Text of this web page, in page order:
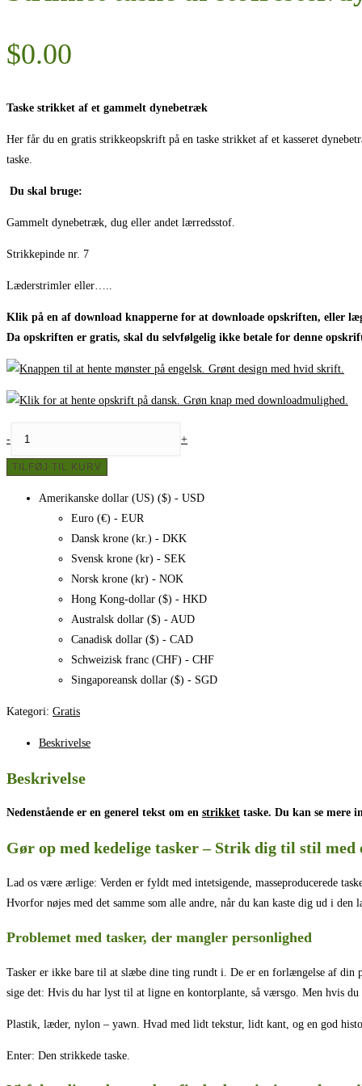
$0.00
Taske strikket af et gammelt dynebetræk
Her får du en gratis strikkeopskrift på en taske strikket af et kasseret
taske.
Du skal bruge:
Gammelt dynebetræk, dug eller andet lærredsstof.
Strikkepinde nr. 7
Læderstrimler eller…..
Klik på en af download knapperne for at downloade opskriften, eller
Da opskriften er gratis, skal du selvfølgelig ikke betale for denne
stofrester/dynebetræk,
- +
TILFØJ TIL KURV
Amerikanske dollar (US) ($) - USD
Euro (€) - EUR
Dansk krone (kr.) - DKK
Svensk krone (kr) - SEK
Norsk krone (kr) - NOK
Hong Kong-dollar ($) - HKD
Australsk dollar ($) - AUD
Canadisk dollar ($) - CAD
Schweizisk franc (CHF) - CHF
Singaporeansk dollar ($) - SGD
Kategori: Gratis
Beskrivelse
Beskrivelse
Nedenstående er en generel tekst om en strikket taske. Du kan se mere
Gør op med kedelige tasker – Strik dig til stil med
Lad os være ærlige: Verden er fyldt med intetsigende, masseproducerede
Hvorfor nøjes med det samme som alle andre, når du kan kaste dig ud i
Problemet med tasker, der mangler personlighed
Tasker er ikke bare til at slæbe dine ting rundt i. De er en forlængelse af din
sige det: Hvis du har lyst til at ligne en kontorplante, så værsgo. Men hvis
Plastik, læder, nylon – yawn. Hvad med lidt tekstur, lidt kant, og en god
Enter: Den strikkede taske.